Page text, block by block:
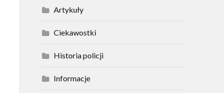
Artykuły
Ciekawostki
Historia policji
Informacje